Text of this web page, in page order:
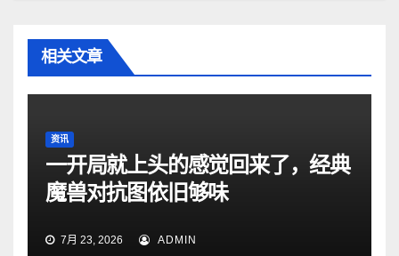
相关文章
资讯
一开局就上头的感觉回来了，经典
魔兽对抗图依旧够味
7月 23, 2026 ADMIN